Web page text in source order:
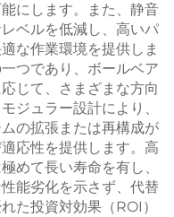
にします。また、静音
ベルを低減し、高いパ
な作業環境を提供しま
つであり、ボールベア
じて、さまざまな方向
ジュラー設計により、
の拡張または再構成が
応性を提供します。高
めて長い寿命を有し、
能劣化を示さず、代替
た投資対効果（ROI）